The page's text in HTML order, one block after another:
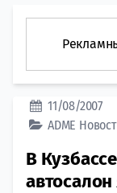
11/08/2007
ADME
В